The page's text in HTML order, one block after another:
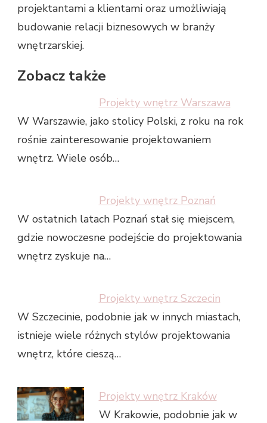
projektantami a klientami oraz umożliwiają
budowanie relacji biznesowych w branży
wnętrzarskiej.
Zobacz także
Projekty wnętrz Warszawa
W Warszawie, jako stolicy Polski, z roku na rok
rośnie zainteresowanie projektowaniem
wnętrz. Wiele osób…
Projekty wnętrz Poznań
W ostatnich latach Poznań stał się miejscem,
gdzie nowoczesne podejście do projektowania
wnętrz zyskuje na…
Projekty wnętrz Szczecin
W Szczecinie, podobnie jak w innych miastach,
istnieje wiele różnych stylów projektowania
wnętrz, które cieszą…
Projekty wnętrz Kraków
W Krakowie, podobnie jak w